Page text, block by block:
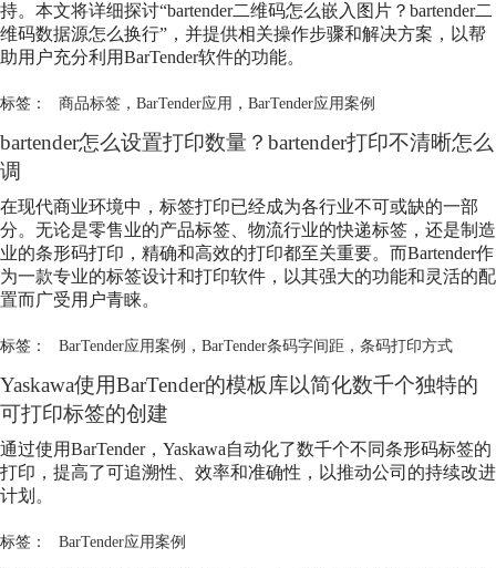
持。本文将详细探讨“bartender二维码怎么嵌入图片？bartender二
维码数据源怎么换行”，并提供相关操作步骤和解决方案，以帮
助用户充分利用BarTender软件的功能。
标签： 商品标签， BarTender应用 ， BarTender应用案例
bartender怎么设置打印数量？bartender打印不清晰怎么
调
在现代商业环境中，标签打印已经成为各行业不可或缺的一部
分。无论是零售业的产品标签、物流行业的快递标签，还是制造
业的条形码打印，精确和高效的打印都至关重要。而Bartender作
为一款专业的标签设计和打印软件，以其强大的功能和灵活的配
置而广受用户青睐。
标签： BarTender应用案例 ， BarTender条码字间距， 条码打印方式
Yaskawa使用BarTender的模板库以简化数千个独特的
可打印标签的创建
通过使用BarTender，Yaskawa自动化了数千个不同条形码标签的
打印，提高了可追溯性、效率和准确性，以推动公司的持续改进
计划。
标签： BarTender应用案例